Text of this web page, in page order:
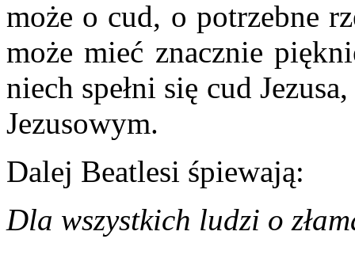
może o cud, o potrzebne
może mieć znacznie
niech spełni się cud
Jezusowym.
Dalej Beatlesi śpiewają:
Dla wszystkich